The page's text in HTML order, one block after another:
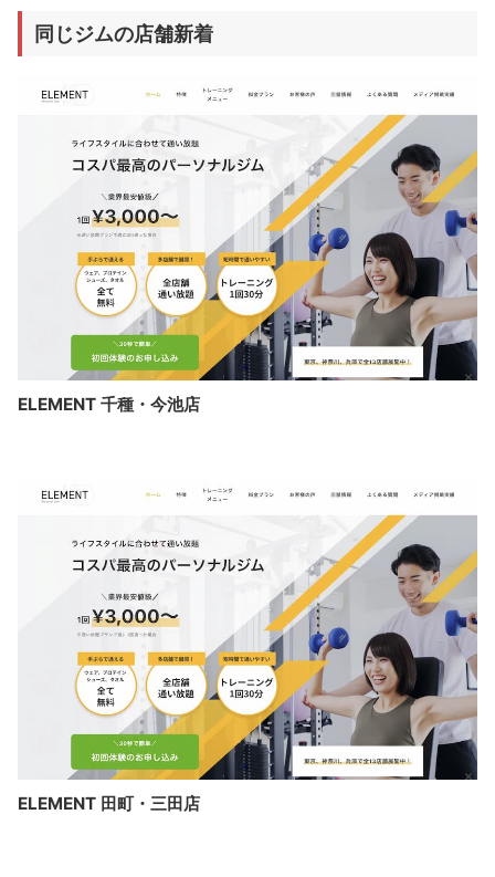
同じジムの店舗新着
ELEMENT 千種・今池店
ELEMENT 田町・三田店